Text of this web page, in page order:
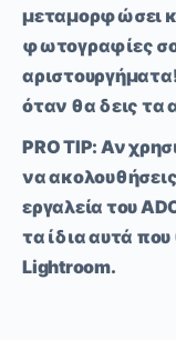
μεταμορφώσει
φωτογραφίες
όταν θα δεις τα
PRO TIP: Αν
να
εργαλεία του
τα ίδια αυτά που
Lightroom.